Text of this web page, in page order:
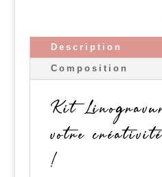
Description
Composition
Kit
votre
!